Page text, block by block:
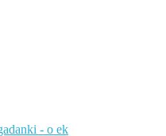
- o ek